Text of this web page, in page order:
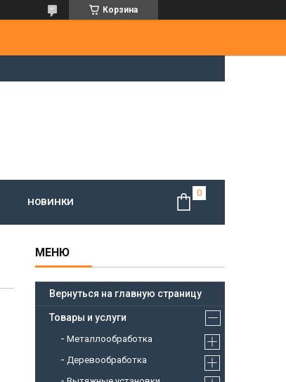
Корзина
НОВИНКИ
Вернуться на главную страницу
Товары и услуги
Металлообработка
Деревообработка